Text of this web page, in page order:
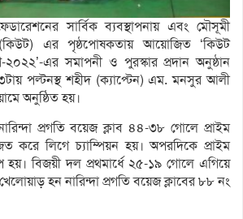
সার্বিক ব্যবস্থাপনায় এবং মৌসূমী
(কিউট) এর পৃষ্ঠপোষকতায় আয়োজিত ‘কিউট
২০২২’-এর সমাপনী ও পুরস্কার প্রদান অনুষ্ঠান
পল্টনস্থ শহীদ (ক্যাপ্টেন) এম. মনসুর আলী
অনুষ্ঠিত হয়।
প্রগতি বয়েজ ক্লাব ৪৪-৩৮ গোলে প্রাইম
করে লিগে চ্যাম্পিয়ন হয়। অপরদিকে প্রাইম
হয়। বিজয়ী দল প্রথমার্ধে ২৫-১৯ গোলে এগিয়ে
হন নারিন্দা প্রগতি বয়েজ ক্লাবের ৮৮ নং